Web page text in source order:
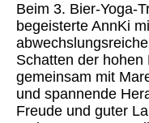
Beim 3. Bier-Yoga-
begeisterte AnnKi
Schatten der
gemeinsam mit
und spannende
Freude und guter